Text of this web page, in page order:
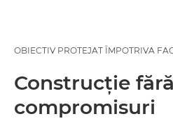
OBIECTIV PROTEJAT ÎMPOTRIVA
Construcţie fără
compromisuri